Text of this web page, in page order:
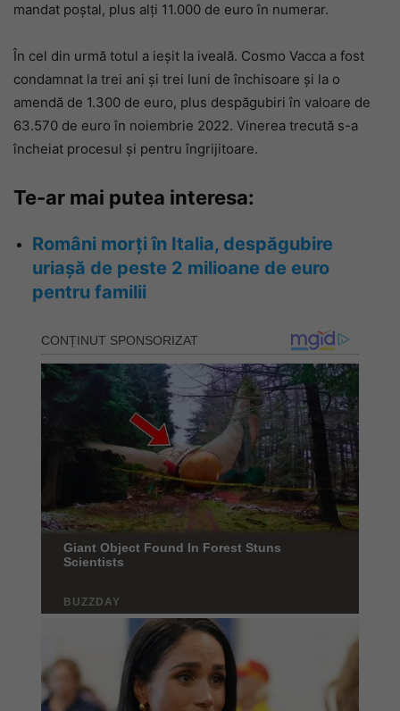
mandat poștal, plus alți 11.000 de euro în numerar.
În cel din urmă totul a ieșit la iveală. Cosmo Vacca a fost
condamnat la trei ani și trei luni de închisoare și la o
amendă de 1.300 de euro, plus despăgubiri în valoare de
63.570 de euro în noiembrie 2022. Vinerea trecută s-a
încheiat procesul și pentru îngrijitoare.
Te-ar mai putea interesa:
Români morți în Italia, despăgubire
uriașă de peste 2 milioane de euro
pentru familii